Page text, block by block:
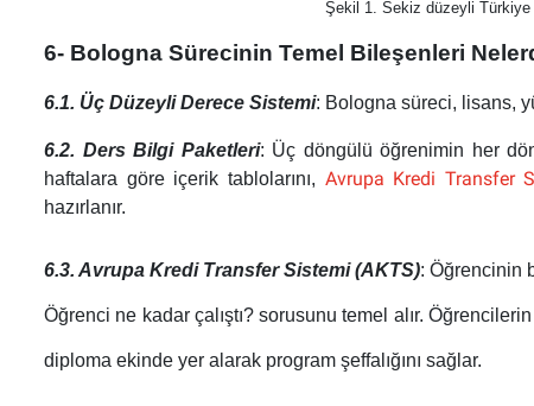
Şekil 1. Sekiz düzeyli
6- Bologna Sürecinin Temel Bileşenleri
6.1. Üç Düzeyli Derece Sistemi: Bologna süreci, lisans,
6.2. Ders Bilgi Paketleri: Üç döngülü öğrenimin her
haftalara göre içerik tablolarını, Avrupa Kredi Transfer
hazırlanır.
6.3. Avrupa Kredi Transfer Sistemi (AKTS): Öğrencinin
Öğrenci ne kadar çalıştı? sorusunu temel alır.
diploma ekinde yer alarak program şeffalığını sağlar.